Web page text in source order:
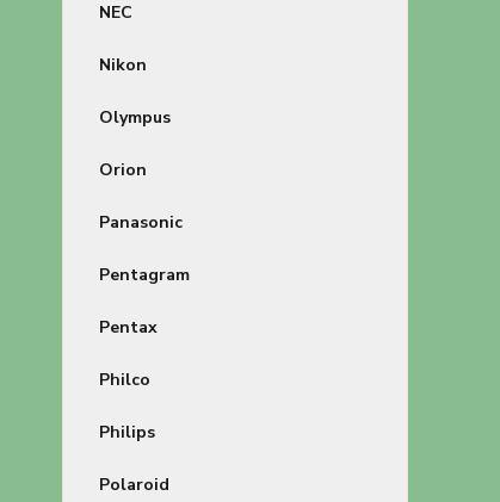
NEC
Nikon
Olympus
Orion
Panasonic
Pentagram
Pentax
Philco
Philips
Polaroid